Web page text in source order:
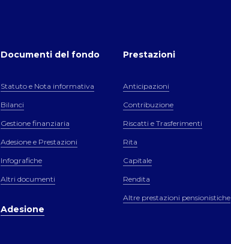
Documenti del fondo
Statuto e Nota informativa
Bilanci
Gestione finanziaria
Adesione e Prestazioni
Infografiche
Altri documenti
Adesione
Prestazioni
Anticipazioni
Contribuzione
Riscatti e Trasferimenti
Rita
Capitale
Rendita
Altre prestazioni pensionistiche